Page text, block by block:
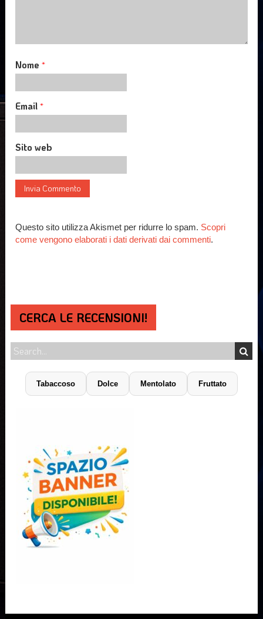
Nome*
Email*
Sito web
Questo sito utilizza Akismet per ridurre lo spam. Scopri
come vengono elaborati i dati derivati dai commenti.
CERCA LE RECENSIONI!
Tabaccoso Dolce Mentolato Fruttato